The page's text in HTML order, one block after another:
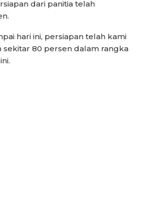
dari panitia telah
hari ini, persiapan telah kami
80 persen dalam rangka